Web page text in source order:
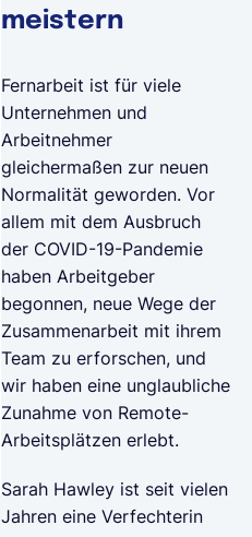
meistern
Fernarbeit ist für viele
Unternehmen und
Arbeitnehmer
gleichermaßen zur neuen
Normalität geworden. Vor
allem mit dem Ausbruch
der COVID-19-Pandemie
haben Arbeitgeber
begonnen, neue Wege der
Zusammenarbeit mit ihrem
Team zu erforschen, und
wir haben eine unglaubliche
Zunahme von Remote-
Arbeitsplätzen erlebt.
Sarah Hawley ist seit vielen
Jahren eine Verfechterin